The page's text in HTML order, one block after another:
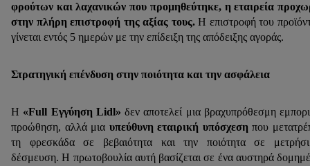
φρούτων και λαχανικών που προμηθεύτηκε, η εταιρεία
στην πλήρη επιστροφή της αξίας τους.Η επιστροφή του
γίνεται εντός 5 ημερών με την επίδειξη της απόδειξης αγοράς.
Στρατηγική επένδυση στην ποιότητα και την ασφάλεια
Η «Full Εγγύηση Lidl» δεν αποτελεί μια βραχυπρόθεσμη
προώθηση, αλλά μια υπεύθυνη εταιρική υπόσχεση που
τη φρεσκάδα σε βεβαιότητα και την ποιότητα σε
δέσμευση. Η πρωτοβουλία αυτή βασίζεται σε ένα αυστηρά